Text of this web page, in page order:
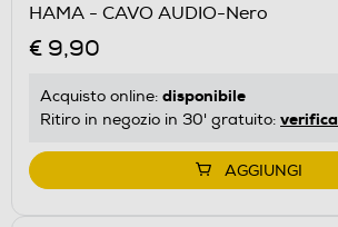
HAMA - CAVO AUDIO-Nero
€ 9,90
Acquisto online: disponibile
Ritiro in negozio in 30' gratuito: verifica
AGGIUNGI